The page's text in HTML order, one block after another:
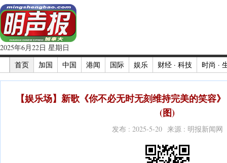
2025年6月22日 星期日
首页
加国 中国 港闻 国际 娱乐 财经 · 科技 时尚 ·
【娱乐场】新歌《你不必无时无刻维持完美的笑容
(图)
发布 : 2025-5-20 来源 : 明报新闻网